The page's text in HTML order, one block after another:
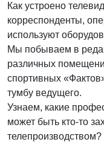
Как устроено
корреспонденты,
используют
Мы побываем в
различных
спортивных
тумбу ведущего.
Узнаем, какие
может быть кто-то
телепроизводством?